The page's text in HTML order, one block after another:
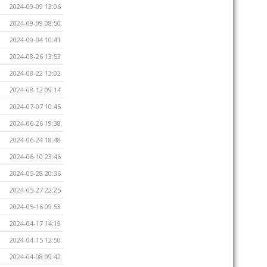
2024-09-09 13:06
2024-09-09 08:50
2024-09-04 10:41
2024-08-26 13:53
2024-08-22 13:02
2024-08-12 09:14
2024-07-07 10:45
2024-06-26 19:38
2024-06-24 18:48
2024-06-10 23:46
2024-05-28 20:36
2024-05-27 22:25
2024-05-16 09:53
2024-04-17 14:19
2024-04-15 12:50
2024-04-08 09:42